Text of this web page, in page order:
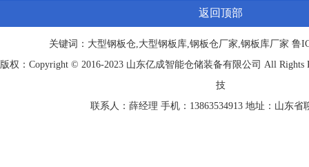
返回顶部
关键词：大型钢板仓,大型钢板库,钢板仓厂家,钢板库厂家 鲁
版权：Copyright © 2016-2023 山东亿成智能仓储装备有限公司 All Rights
技
联系人：薛经理 手机：13863534913 地址：山东省